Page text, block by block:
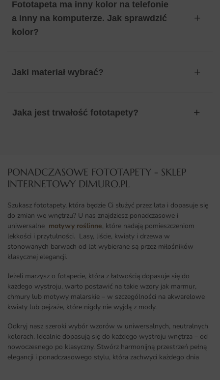
Fototapeta ma inny kolor na telefonie
a inny na komputerze. Jak sprawdzić
kolor?
Jaki materiał wybrać?
Jaka jest trwałość fototapety?
PONADCZASOWE FOTOTAPETY - SKLEP
INTERNETOWY DIMURO.PL​
Szukasz fototapety, która będzie Ci służyć przez lata i dopasuje się
do zmian we wnętrzu? U nas znajdziesz ponadczasowe i
uniwersalne motywy roślinne, które nadają pomieszczeniom
lekkości i przytulności. Lasy, liście, kwiaty i drzewa w
stonowanych barwach od lat wybierane są przez miłośników
klasycznej elegancji.
Jeżeli marzysz o fotapecie, która z łatwością dopasuje się do
każdego wystroju, warto postawić na takie wzory jak marmur,
chmury lub motywy malarskie – w szczególności na akwarelowe
kwiaty lub pejzaże, które nigdy nie wyjdą z mody.
Odkryj nasz szeroki wybór wzorów w uniwersalnych, neutralnych
kolorach. Idealnie dopasują się do każdego wystroju wnętrza – od
nowoczesnego po klasyczny. Stwórz harmonijną przestrzeń pełną
elegancji i ponadczasowego stylu, która zachwyci każdego dnia